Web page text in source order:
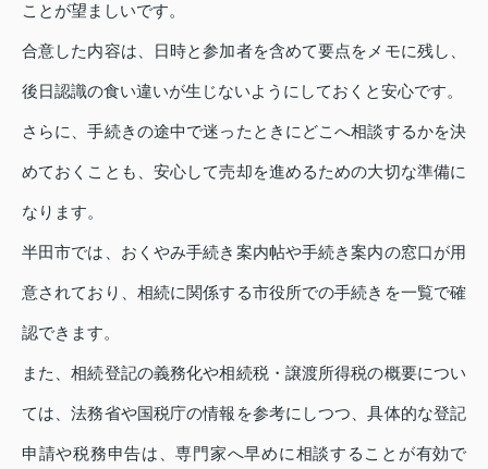
ことが望ましいです。
合意した内容は、日時と参加者を含めて要点をメモに残し、
後日認識の食い違いが生じないようにしておくと安心です。
さらに、手続きの途中で迷ったときにどこへ相談するかを決
めておくことも、安心して売却を進めるための大切な準備に
なります。
半田市では、おくやみ手続き案内帖や手続き案内の窓口が用
意されており、相続に関係する市役所での手続きを一覧で確
認できます。
また、相続登記の義務化や相続税・譲渡所得税の概要につい
ては、法務省や国税庁の情報を参考にしつつ、具体的な登記
申請や税務申告は、専門家へ早めに相談することが有効で